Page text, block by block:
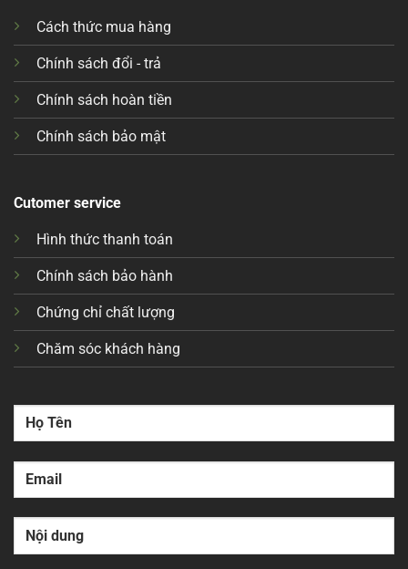
Cách thức mua hàng
Chính sách đổi - trả
Chính sách hoàn tiền
Chính sách bảo mật
Cutomer service
Hình thức thanh toán
Chính sách bảo hành
Chứng chỉ chất lượng
Chăm sóc khách hàng